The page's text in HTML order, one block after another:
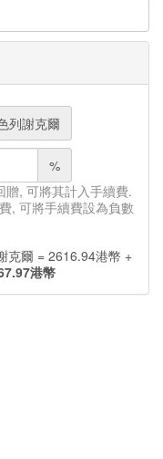
列謝克爾
%
贈, 可將其計入手續費.
, 可將手續費設為負數
克爾 = 2616.94港幣 +
港幣